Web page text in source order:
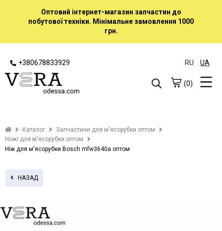
Оптовий інтернет-магазин запчастин до
побутової техніки. Мінімальне замовлення 1000
грн.
+380678833929 RU UA
(0)
Каталог
Запчастини для м'ясорубки оптом
Ножі для м'ясорубки оптом
Ніж для м'ясорубки Bosch mfw3640a оптом
НАЗАД